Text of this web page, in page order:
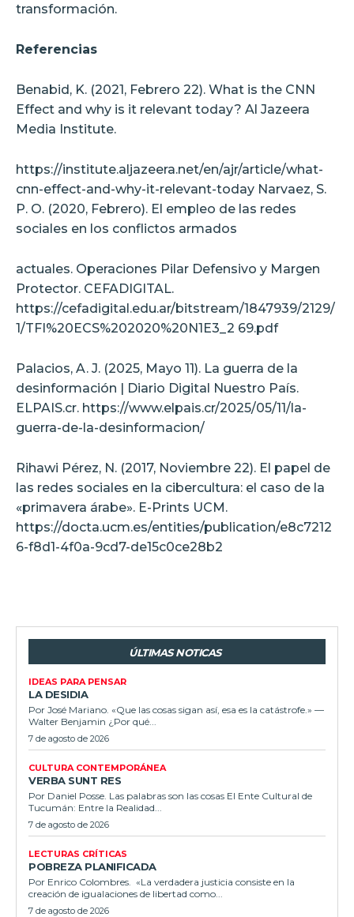
transformación.
Referencias
Benabid, K. (2021, Febrero 22). What is the CNN
Effect and why is it relevant today? Al Jazeera
Media Institute.
https://institute.aljazeera.net/en/ajr/article/what-
cnn-effect-and-why-it-relevant-today Narvaez, S.
P. O. (2020, Febrero). El empleo de las redes
sociales en los conflictos armados
actuales. Operaciones Pilar Defensivo y Margen
Protector. CEFADIGITAL.
https://cefadigital.edu.ar/bitstream/1847939/2129/
1/TFI%20ECS%202020%20N1E3_2 69.pdf
Palacios, A. J. (2025, Mayo 11). La guerra de la
desinformación | Diario Digital Nuestro País.
ELPAIS.cr. https://www.elpais.cr/2025/05/11/la-
guerra-de-la-desinformacion/
Rihawi Pérez, N. (2017, Noviembre 22). El papel de
las redes sociales en la cibercultura: el caso de la
«primavera árabe». E-Prints UCM.
https://docta.ucm.es/entities/publication/e8c7212
6-f8d1-4f0a-9cd7-de15c0ce28b2
ÚLTIMAS NOTICAS
IDEAS PARA PENSAR
LA DESIDIA
Por José Mariano. «Que las cosas sigan así, esa es la catástrofe.» —
Walter Benjamin ¿Por qué...
7 de agosto de 2026
CULTURA CONTEMPORÁNEA
VERBA SUNT RES
Por Daniel Posse. Las palabras son las cosas El Ente Cultural de
Tucumán: Entre la Realidad...
7 de agosto de 2026
LECTURAS CRÍTICAS
POBREZA PLANIFICADA
Por Enrico Colombres. «La verdadera justicia consiste en la
creación de igualaciones de libertad como...
7 de agosto de 2026